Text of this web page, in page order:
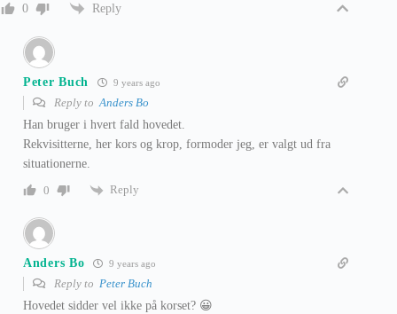
0 Reply
Peter Buch 9 years ago
Reply toAnders Bo
Han bruger i hvert fald hovedet.
Rekvisitterne, her kors og krop, formoder jeg, er valgt ud fra
situationerne.
0
Reply
Anders Bo 9 years ago
Reply to Peter Buch
Hovedet sidder vel ikke på korset? 😀